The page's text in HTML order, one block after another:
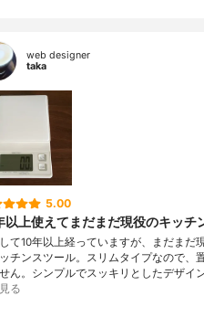
web designer
taka
5.00
以上使えてまだまだ現役のキッチ
て10年以上経っていますが、まだまだ
チンスツール。スリムタイプなので、
ん。シンプルでスッキリとしたデザイ
る